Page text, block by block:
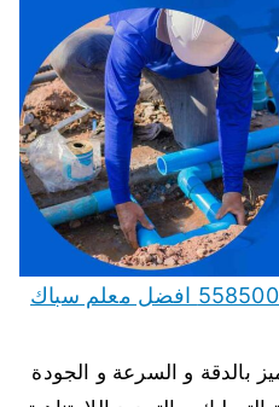
فني صحي مبارك الكبير 55850065 افضل معلم سباك
بالدقة و السرعة و الجودة